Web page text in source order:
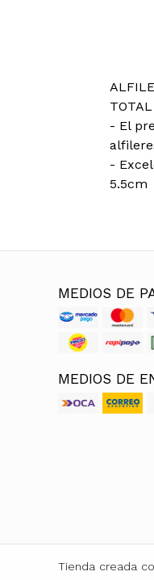
- El
-
5.5cm
MEDIOS DE
MEDIOS DE
Tienda creada